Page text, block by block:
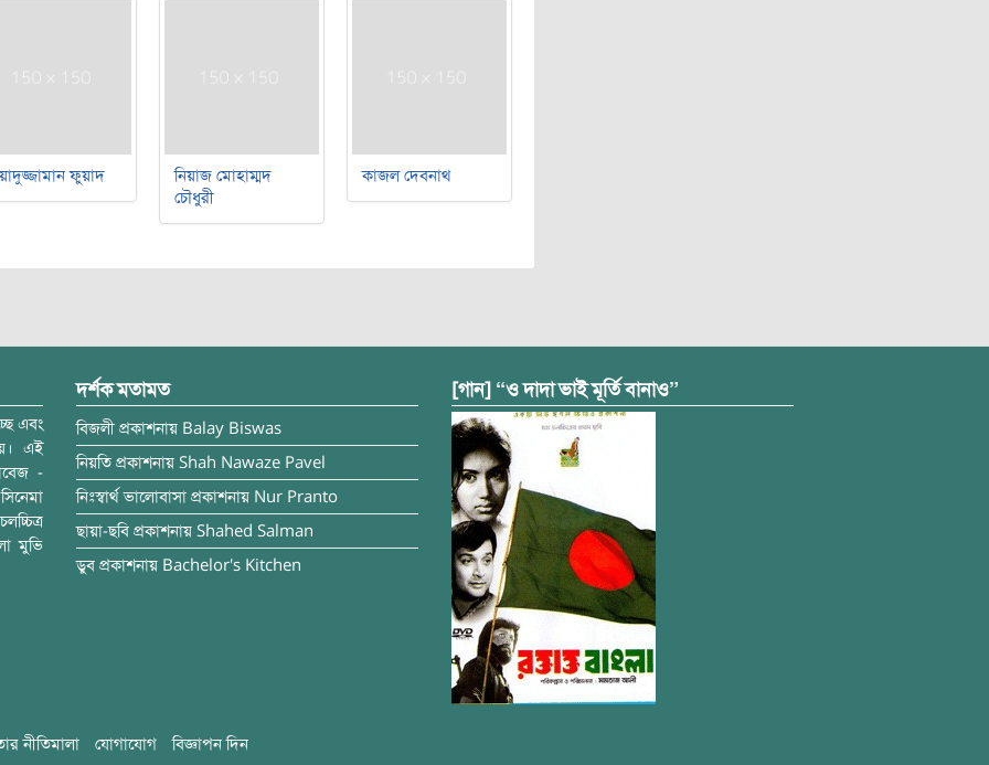
ফুয়াদ
নিয়াজ মোহাম্মদ
চৌধুরী
কাজল দেবনাথ
এবং
এই
-
মুভি
দর্শক মতামত
বিজলী প্রকাশনায় Balay Biswas
নিয়তি প্রকাশনায় Shah Nawaze Pavel
নিঃস্বার্থ ভালোবাসা প্রকাশনায় Nur Pranto
ছায়া-ছবি প্রকাশনায় Shahed Salman
ডুব প্রকাশনায় Bachelor's Kitchen
[গান] “ও দাদা ভাই মূর্তি বানাও”
নীতিমালা যোগাযোগ বিজ্ঞাপন দিন